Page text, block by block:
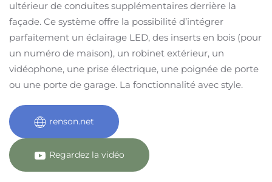
ultérieur de conduites supplémentaires derrière la
façade. Ce système offre la possibilité d’intégrer
parfaitement un éclairage LED, des inserts en bois (pour
un numéro de maison), un robinet extérieur, un
vidéophone, une prise électrique, une poignée de porte
ou une porte de garage. La fonctionnalité avec style.
renson.net
Regardez la vidéo